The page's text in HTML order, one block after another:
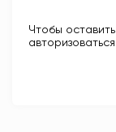
Чтобы
авторизоваться